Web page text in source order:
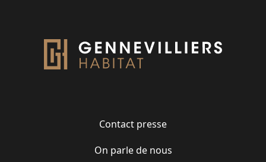
Contact presse
On parle de nous